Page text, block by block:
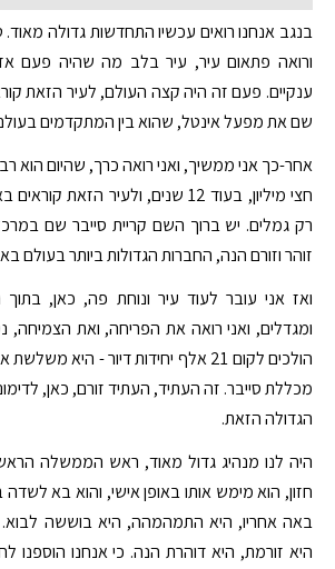
בנגב אנחנו רואים עכשיו התחדשות גדולה
ורואה פתאום עיר, עיר בלב מה שהיה פעם
ענקיים. פעם זה היה קצה העולם, לעיר הזאת
שם את מפעל אינטל, שהוא בין המתקדמים
אחר-כך אני ממשיך, ואני רואה כרך, שהיום הוא
חצי מיליון, בעוד 12 שנים, ולעיר
רק גמלים. יש ברוך השם קריית סייבר שם
זוהר וזורם הנה, החברות הגדולות ביותר בעולם
ואז אני עובר לעוד עיר ונוחת פה, כאן, בתוך
ומגדלים, ואני רואה את הפריחה, ואת הצמיחה,
הולכים לקום 21 אלף יחידות דיור - היא
מכללת סייבר. זה העתיד, העתיד זורם, כאן,
הגדולה הזאת.
היה לנו מנהיג גדול מאוד, ראש הממשלה הראשון
חזון, הוא מימש אותו באופן אישי, והוא בא
באה אחריו, היא התמהמהה, היא בוששה
היא זורמת, היא דוהרת הנה. כי אנחנו הוספנו